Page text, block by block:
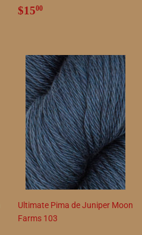
Precio
$1500
Ultimate Pima de Juniper Moon
Farms 103